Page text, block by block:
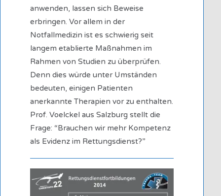
anwenden, lassen sich Beweise
erbringen. Vor allem in der
Notfallmedizin ist es schwierig seit
langem etablierte Maßnahmen im
Rahmen von Studien zu überprüfen.
Denn dies würde unter Umständen
bedeuten, einigen Patienten
anerkannte Therapien vor zu enthalten.
Prof. Voelckel aus Salzburg stellt die
Frage: “Brauchen wir mehr Kompetenz
als Evidenz im Rettungsdienst?”